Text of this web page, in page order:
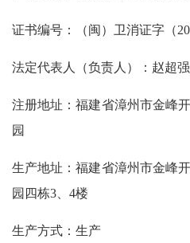
证书编号：（闽）卫消证字（
法定代表人（负责人）：赵超强
注册地址：福建省漳州市金峰
园
生产地址：福建省漳州市金峰
园四栋3、4楼
生产方式：生产